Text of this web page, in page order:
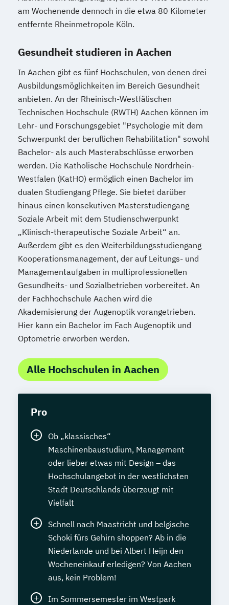
am Wochenende dennoch in die etwa 80 Kilometer
entfernte Rheinmetropole Köln.
Gesundheit studieren in Aachen
In Aachen gibt es fünf Hochschulen, von denen drei
Ausbildungsmöglichkeiten im Bereich Gesundheit
anbieten. An der Rheinisch-Westfälischen
Technischen Hochschule (RWTH) Aachen können im
Lehr- und Forschungsgebiet "Psychologie mit dem
Schwerpunkt der beruflichen Rehabilitation" sowohl
Bachelor- als auch Masterabschlüsse erworben
werden. Die Katholische Hochschule Nordrhein-
Westfalen (KatHO) ermöglich einen Bachelor im
dualen Studiengang Pflege. Sie bietet darüber
hinaus einen konsekutiven Masterstudiengang
Soziale Arbeit mit dem Studienschwerpunkt
„Klinisch-therapeutische Soziale Arbeit“ an.
Außerdem gibt es den Weiterbildungsstudiengang
Kooperationsmanagement, der auf Leitungs- und
Managementaufgaben in multiprofessionellen
Gesundheits- und Sozialbetrieben vorbereitet. An
der Fachhochschule Aachen wird die
Akademisierung der Augenoptik vorangetrieben.
Hier kann ein Bachelor im Fach Augenoptik und
Optometrie erworben werden.
Alle Hochschulen in Aachen
Pro
Ob „klassisches“
Maschinenbaustudium, Management
oder lieber etwas mit Design – das
Hochschulangebot in der westlichsten
Stadt Deutschlands überzeugt mit
Vielfalt
Schnell nach Maastricht und belgische
Schoki fürs Gehirn shoppen? Ab in die
Niederlande und bei Albert Heijn den
Wocheneinkauf erledigen? Von Aachen
aus, kein Problem!
Im Sommersemester im Westpark